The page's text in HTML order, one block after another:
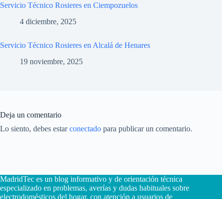
Servicio Técnico Rosieres en Ciempozuelos
4 diciembre, 2025
Servicio Técnico Rosieres en Alcalá de Henares
19 noviembre, 2025
Deja un comentario
Lo siento, debes estarconectado para publicar un comentario.
MadridTec es un blog informativo y de orientación técnica
especializado en problemas, averías y dudas habituales sobre
electrodomésticos del hogar, con atención a usuarios de